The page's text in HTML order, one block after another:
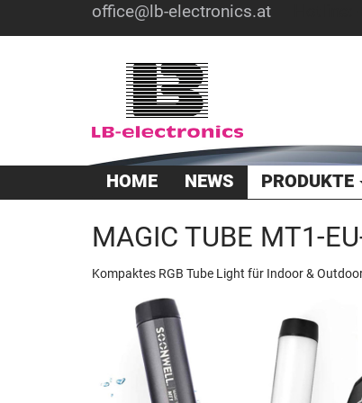
office@lb-electronics.at
HOME NEWS PRODUKTE
MAGIC TUBE MT1-
Kompaktes RGB Tube Light für Indoor &